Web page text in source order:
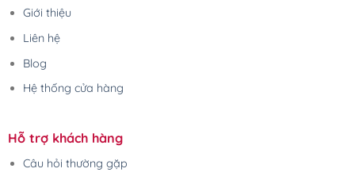
Giới thiệu
Liên hệ
Blog
Hệ thống cửa hàng
Hỗ trợ khách hàng
Câu hỏi thường gặp